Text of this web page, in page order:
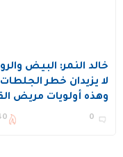
خالد النمر: البيض
لا يزيدان خطر
وهذه أولويات مريض
0